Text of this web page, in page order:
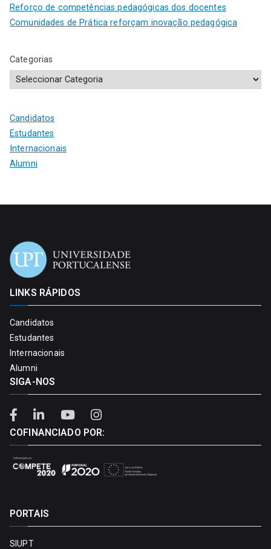
Reforço de competências pedagógicas dos docentes
Comunidades de Prática reforçam inovação pedagógica
Categorias
Candidatos
Estudantes
Internacionais
Alumni
LINKS RÁPIDOS
Candidatos
Estudantes
Internacionais
Alumni
SIGA-NOS
COFINANCIADO POR:
PORTAIS
SIUPT